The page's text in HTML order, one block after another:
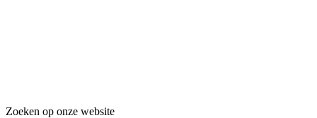
Zoeken op onze website